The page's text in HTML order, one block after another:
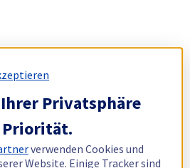
Ihrer Privatsphäre
Priorität.
verwenden Cookies und
Website. Einige Tracker sind